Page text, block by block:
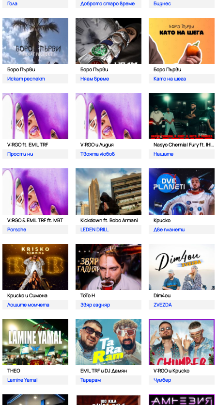
Гола
Доброто старо време
Бизнес
Боро Първи
Искат респект
Боро Първи
Няам време
Боро Първи
Като на шега
V:RGO ft. EMIL TRF
Прости ни
V:RGO и Лидия
Твоята любов
Nasyo Chernia| Fury ft. IHITO & Pameca
Нашите
V:RGO & EMIL TRF ft. MBT
Porsche
Kickdown ft. Bobo Armani
LEDEN DRILL
Криско
Две планети
Криско и Симона
Лошите момчета
ToTo H
Звяр гадняр
Dim4ou
ZVEZDA
THEO
Lamine Yamal
EMIL TRF и DJ Дамян
Тарарам
V:RGO и Криско
Чумбер